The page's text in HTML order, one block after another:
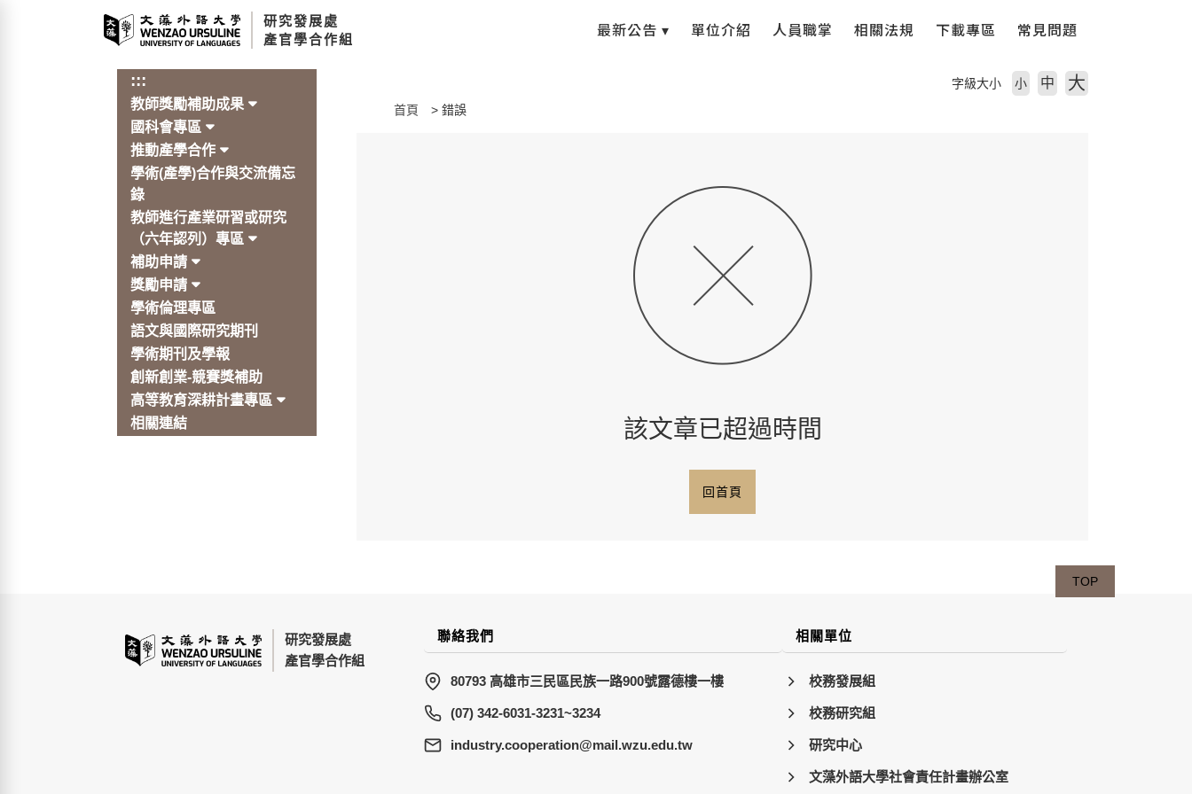
:::
教師獎勵補助成果
國科會專區
推動產學合作
學術(產學)合作與交流備忘
錄
教師進行產業研習或研究
（六年認列）專區
補助申請
獎勵申請
學術倫理專區
語文與國際研究期刊
學術期刊及學報
創新創業-競賽獎補助
高等教育深耕計畫專區
相關連結
首頁 錯誤
字級大小 小 中 大
該文章已超過時間
回首頁
研究發展處
產官學合作組
聯絡我們
80793 高雄市三民區民族一路900號露德樓一樓
(07) 342-6031-3231~3234
wt.ude.uzw.liam@noitarepooc.yrtsudni
相關單位
校務發展組
校務研究組
研究中心
文藻外語大學社會責任計畫辦公室
TOP
研究發展處
產官學合作組
最新公告 ▾ 單位介紹 人員職掌 相關法規 下載專區 常見問題